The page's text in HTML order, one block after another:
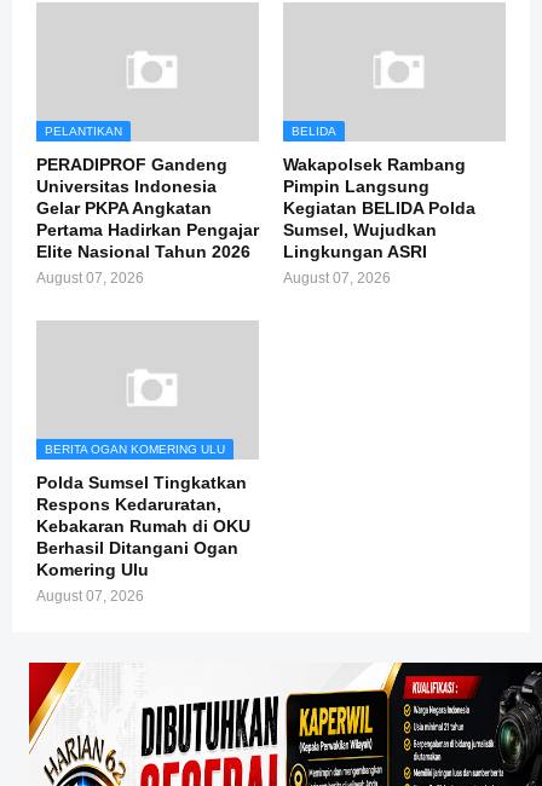
PELANTIKAN
PERADIPROF Gandeng
Universitas Indonesia
Gelar PKPA Angkatan
Pertama Hadirkan Pengajar
Elite Nasional Tahun 2026
August 07, 2026
BELIDA
Wakapolsek Rambang
Pimpin Langsung
Kegiatan BELIDA Polda
Sumsel, Wujudkan
Lingkungan ASRI
August 07, 2026
BERITA OGAN KOMERING ULU
Polda Sumsel Tingkatkan
Respons Kedaruratan,
Kebakaran Rumah di OKU
Berhasil Ditangani Ogan
Komering Ulu
August 07, 2026